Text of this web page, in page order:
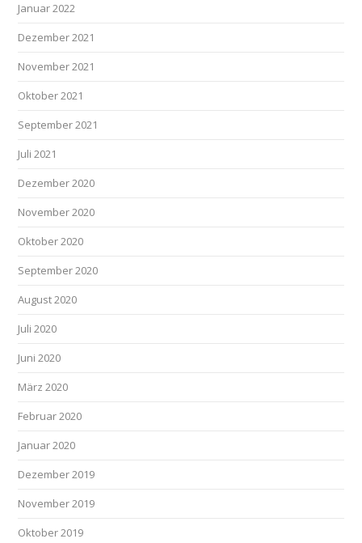
Januar 2022
Dezember 2021
November 2021
Oktober 2021
September 2021
Juli 2021
Dezember 2020
November 2020
Oktober 2020
September 2020
August 2020
Juli 2020
Juni 2020
März 2020
Februar 2020
Januar 2020
Dezember 2019
November 2019
Oktober 2019